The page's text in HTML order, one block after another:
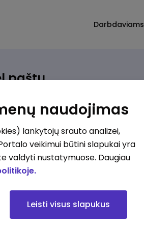
Darbdaviams
jį el. paštu.
jus domina?
naudojimas
lankytojų srauto analizei,
veikimui būtini slapukai yra
valdyti nustatymuose. Daugiau
Leisti visus slapukus